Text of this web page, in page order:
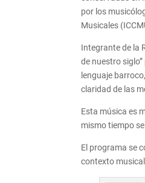
por los
Musicales
Integrante de la
de nuestro
lenguaje
claridad de las
Esta música es
mismo tiempo
El programa se
contexto